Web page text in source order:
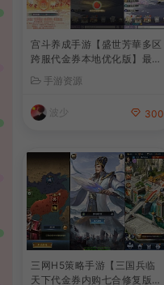
宫斗养成手游【盛世芳華多区
跨服代金券本地优化版】最新
整理单机一键即玩端+Linux
手工服务端+CDK授权后台
+安卓+详细搭建教程
手游资源
波少 300
三网H5策略手游【三国兵临
天下代金券内购七合修复版】